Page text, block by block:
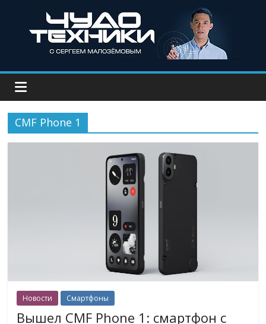
CMF Phone 1
Новости Смартфоны
Вышел CMF Phone 1: смартфон с